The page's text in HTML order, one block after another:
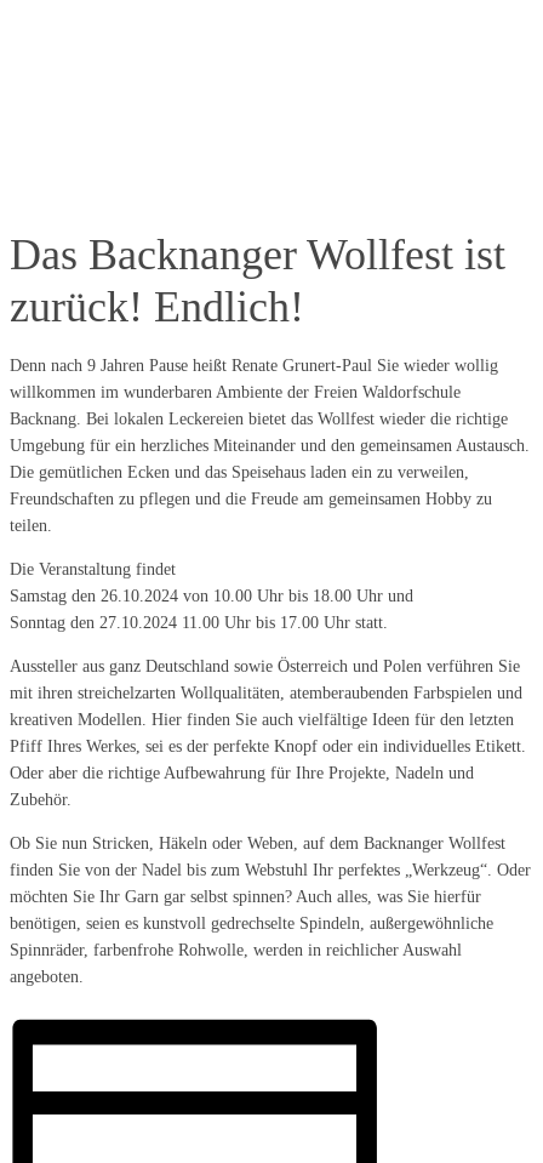
Das Backnanger Wollfest ist
zurück! Endlich!
Denn nach 9 Jahren Pause heißt Renate Grunert-Paul Sie wieder wollig
willkommen im wunderbaren Ambiente der Freien Waldorfschule
Backnang. Bei lokalen Leckereien bietet das Wollfest wieder die richtige
Umgebung für ein herzliches Miteinander und den gemeinsamen Austausch.
Die gemütlichen Ecken und das Speisehaus laden ein zu verweilen,
Freundschaften zu pflegen und die Freude am gemeinsamen Hobby zu
teilen.
Die Veranstaltung findet
Samstag den 26.10.2024 von 10.00 Uhr bis 18.00 Uhr und
Sonntag den 27.10.2024 11.00 Uhr bis 17.00 Uhr statt.
Aussteller aus ganz Deutschland sowie Österreich und Polen verführen Sie
mit ihren streichelzarten Wollqualitäten, atemberaubenden Farbspielen und
kreativen Modellen. Hier finden Sie auch vielfältige Ideen für den letzten
Pfiff Ihres Werkes, sei es der perfekte Knopf oder ein individuelles Etikett.
Oder aber die richtige Aufbewahrung für Ihre Projekte, Nadeln und
Zubehör.
Ob Sie nun Stricken, Häkeln oder Weben, auf dem Backnanger Wollfest
finden Sie von der Nadel bis zum Webstuhl Ihr perfektes „Werkzeug“. Oder
möchten Sie Ihr Garn gar selbst spinnen? Auch alles, was Sie hierfür
benötigen, seien es kunstvoll gedrechselte Spindeln, außergewöhnliche
Spinnräder, farbenfrohe Rohwolle, werden in reichlicher Auswahl
angeboten.